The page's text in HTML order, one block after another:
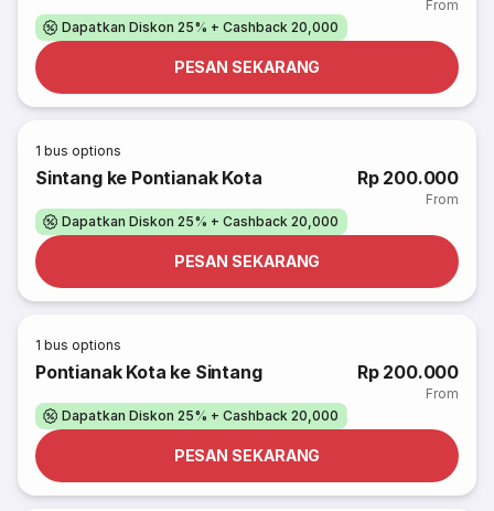
From
Dapatkan Diskon 25% + Cashback 20,000
PESAN SEKARANG
1 bus options
Sintang ke Pontianak Kota Rp 200.000
From
Dapatkan Diskon 25% + Cashback 20,000
PESAN SEKARANG
1 bus options
Pontianak Kota ke Sintang Rp 200.000
From
Dapatkan Diskon 25% + Cashback 20,000
PESAN SEKARANG